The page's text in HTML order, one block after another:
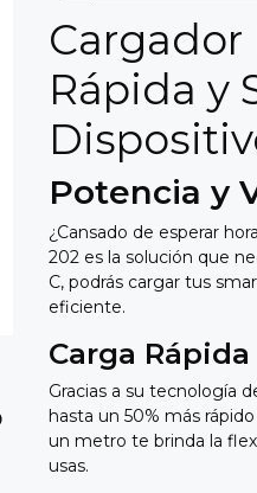
Cargador
Rápida y
Potencia y
¿Cansado de esperar
202 es la solución que
C, podrás cargar tus
eficiente.
Carga
Gracias a su tecnología
hasta un 50% más
un metro te brinda la
usas.